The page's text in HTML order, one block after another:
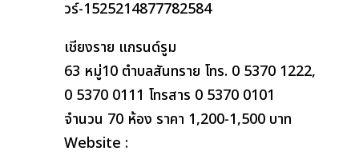
วร์-1525214877782584
เชียงราย แกรนด์รูม
63 หมู่10 ตำบลสันทราย โทร. 0 5370 1222,
0 5370 0111 โทรสาร 0 5370 0101
จำนวน 70 ห้อง ราคา 1,200-1,500 บาท
Website :